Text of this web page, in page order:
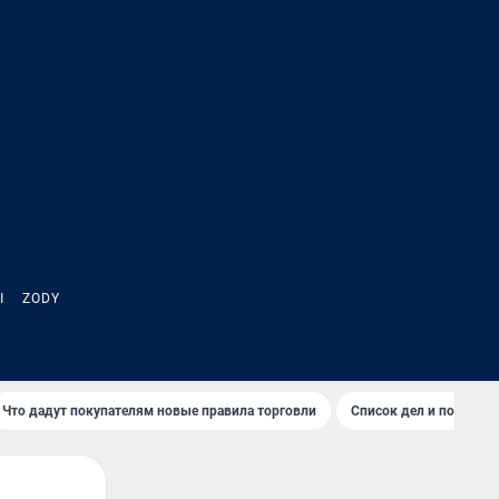
ZODY
Что дадут покупателям новые правила торговли Список дел и покупок